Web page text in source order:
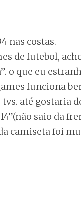
nas costas.
de futebol,
o que eu
funciona
até gostaria
saio da
camiseta foi